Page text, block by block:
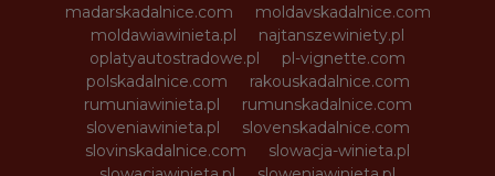
madarskadalnice.com
moldavskadalnice.com
moldawiawinieta.pl
najtanszewiniety.pl
oplatyautostradowe.pl
pl-vignette.com
polskadalnice.com
rakouskadalnice.com
rumuniawinieta.pl
rumunskadalnice.com
sloveniawinieta.pl
slovenskadalnice.com
slovinskadalnice.com
slowacja-winieta.pl